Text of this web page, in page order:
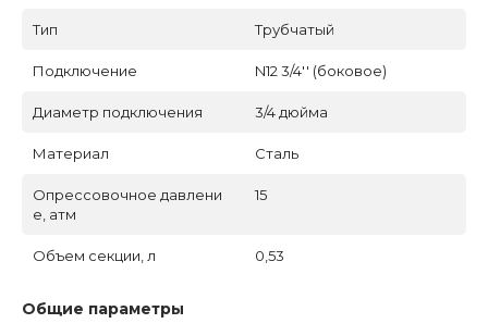
Тип Трубчатый
Подключение N12 3/4'' (боковое)
Диаметр подключения 3/4 дюйма
Материал Сталь
Опрессовочное давлени
е, атм
15
Объем секции, л 0,53
Общие параметры